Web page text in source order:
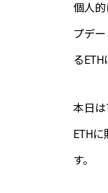
個人
プデ
る
本日
ETH
す。